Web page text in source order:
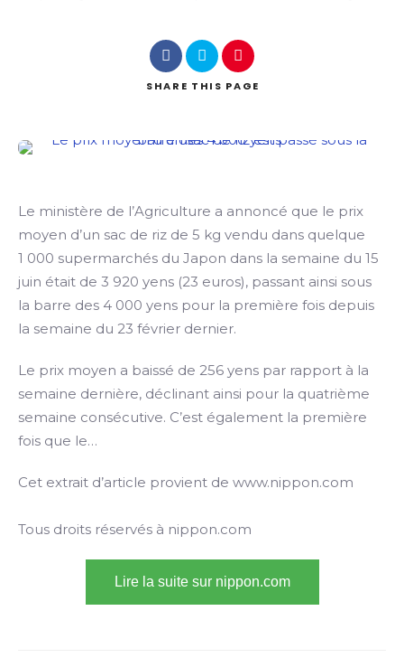
SHARE THIS PAGE
Le ministère de l’Agriculture a annoncé que le prix
moyen d’un sac de riz de 5 kg vendu dans quelque
1 000 supermarchés du Japon dans la semaine du 15
juin était de 3 920 yens (23 euros), passant ainsi sous
la barre des 4 000 yens pour la première fois depuis
la semaine du 23 février dernier.
Le prix moyen a baissé de 256 yens par rapport à la
semaine dernière, déclinant ainsi pour la quatrième
semaine consécutive. C’est également la première
fois que le…
Cet extrait d’article provient de www.nippon.com
Tous droits réservés à nippon.com
Lire la suite sur nippon.com